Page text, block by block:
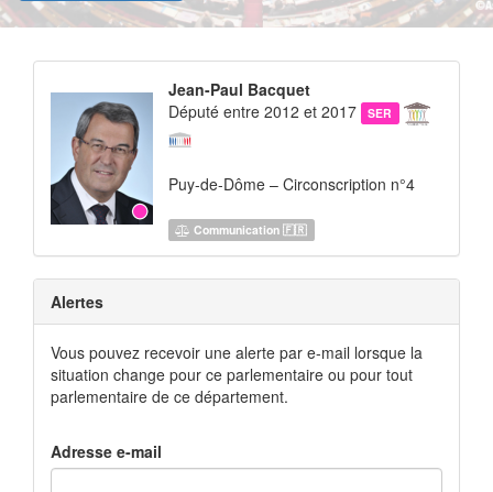
Jean-Paul Bacquet
Député entre 2012 et 2017
SER
Puy-de-Dôme – Circonscription n°4
Communication 🇫🇷
Alertes
Vous pouvez recevoir une alerte par e-mail lorsque la
situation change pour ce parlementaire ou pour tout
parlementaire de ce département.
Adresse e-mail